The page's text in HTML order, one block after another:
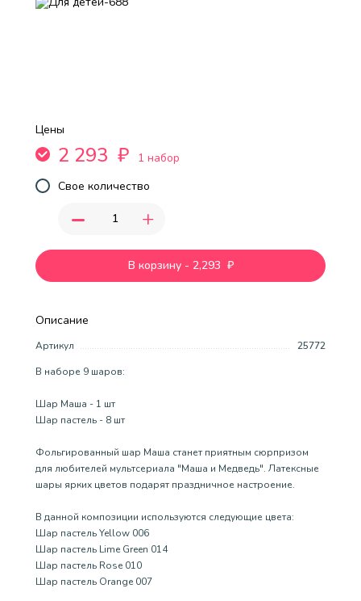
Описание
Артикул
25772
В наборе 9 шаров:
Шар Маша - 1 шт
Шар пастель - 8 шт
Фольгированный шар Маша станет приятным сюрпризом
для любителей мультсериала "Маша и Медведь". Латексные
шары ярких цветов подарят праздничное настроение.
В данной композиции используются следующие цвета:
Шар пастель Yellow 006
Шар пастель Lime Green 014
Шар пастель Rose 010
Шар пастель Orange 007
Цены
2 293 ₽
1 набор
Свое количество
- +
В корзину - 2,293 ₽